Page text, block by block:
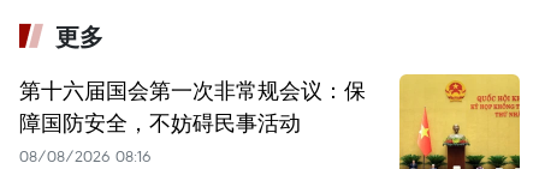
更多
第十六届国会第一次非常规会议：保
障国防安全，不妨碍民事活动
08/08/2026 08:16